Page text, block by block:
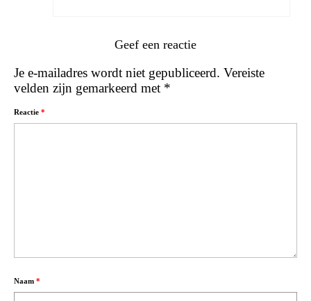
Geef een reactie
Je e-mailadres wordt niet gepubliceerd. Vereiste
velden zijn gemarkeerd met *
Reactie *
Naam *